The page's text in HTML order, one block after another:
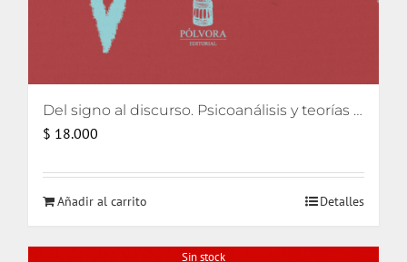
Del signo al discurso. Psicoanálisis y teorías del lenguaje
$ 18.000
Añadir al carrito Detalles
Sin stock